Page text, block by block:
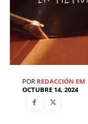
POR REDACCIÓN EM
OCTUBRE 14, 2024